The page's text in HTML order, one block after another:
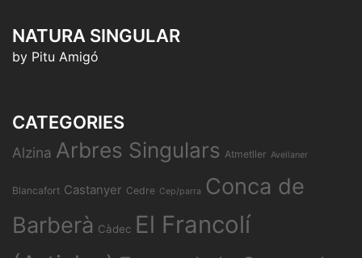
NATURA SINGULAR
by Pitu Amigó
CATEGORIES
Alzina Arbres Singulars Atmetller Avellaner
Blancafort Castanyer Cedre Cep/parra
Conca de
Barberà Càdec El Francolí